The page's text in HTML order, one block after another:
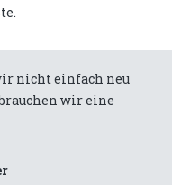
nicht einfach neu
wir eine